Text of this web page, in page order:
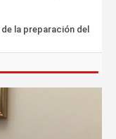
la preparación del